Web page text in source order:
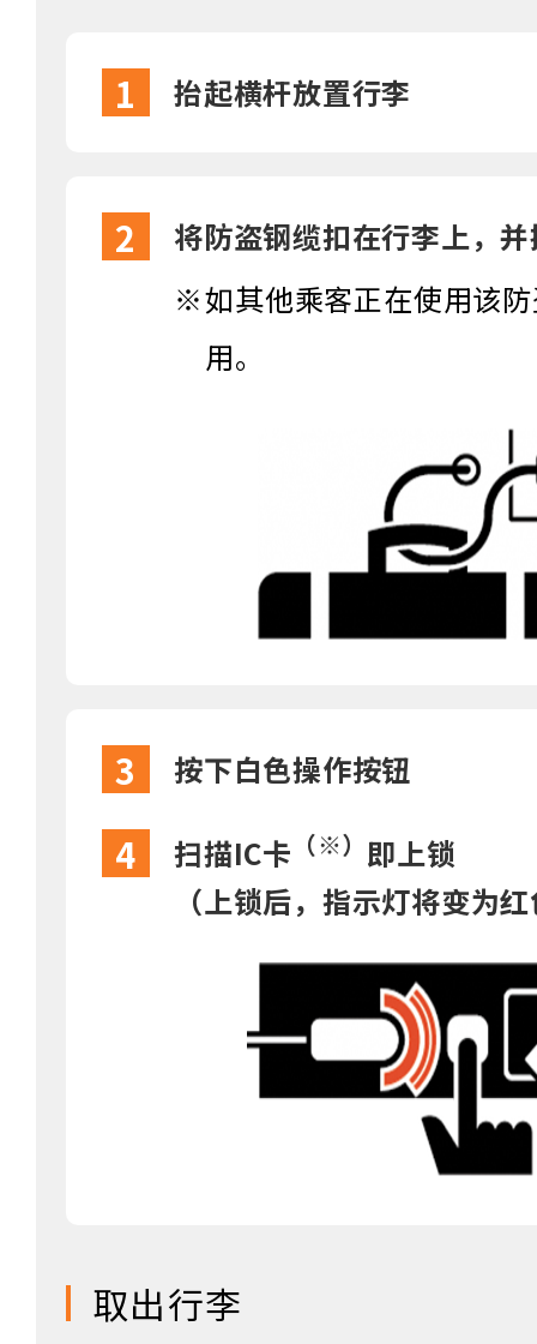
1 抬起横杆放置行李
2
将防盗钢缆扣在行李上，
如其他乘客正在使用该
用。
3 按下白色操作按钮
4 扫描IC卡 （※） 即上锁
（上锁后，指示灯将变为
取出行李